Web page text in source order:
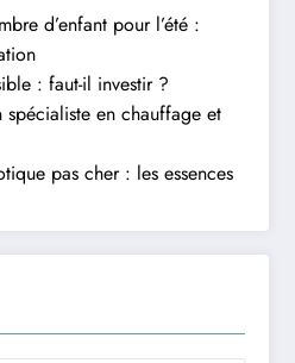
d’enfant pour l’été :
: faut-il investir ?
en chauffage et
pas cher : les essences